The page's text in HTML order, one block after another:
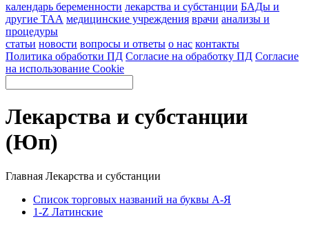
календарь беременности лекарства и субстанции БАДы и
другие ТАА медицинские учреждения врачи анализы и
процедуры
статьи новости вопросы и ответы о нас контакты
Политика обработки ПД Согласие на обработку ПД Согласие
на использование Cookie
Лекарства и субстанции
(Юп)
Главная Лекарства и субстанции
Список торговых названий на буквы А-Я
1-Z Латинские